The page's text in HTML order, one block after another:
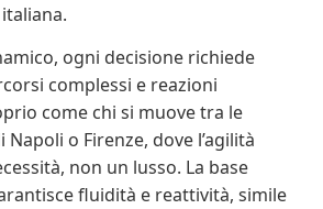
ogni decisione richiede
complessi e reazioni
come chi si muove tra le
o Firenze, dove l’agilità
non un lusso. La base
fluidità e reattività, simile